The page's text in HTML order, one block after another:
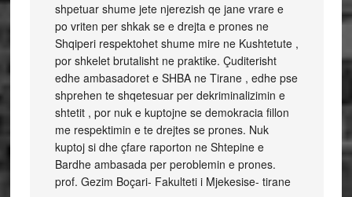
shpetuar shume jete njerezish qe jane vrare e
po vriten per shkak se e drejta e prones ne
Shqiperi respektohet shume mire ne Kushtetute ,
por shkelet brutalisht ne praktike. Çuditerisht
edhe ambasadoret e SHBA ne Tirane , edhe pse
shprehen te shqetesuar per dekriminalizimin e
shtetit , por nuk e kuptojne se demokracia fillon
me respektimin e te drejtes se prones. Nuk
kuptoj si dhe çfare raporton ne Shtepine e
Bardhe ambasada per peroblemin e prones.
prof. Gezim Boçari- Fakulteti i Mjekesise- tirane